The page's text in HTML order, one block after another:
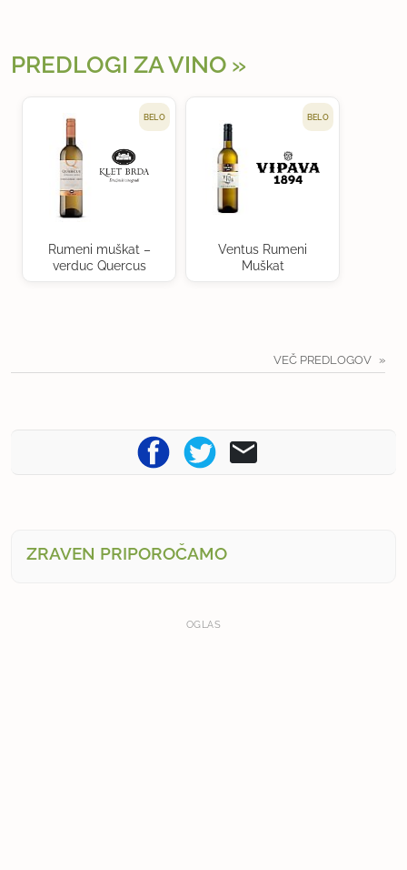
PREDLOGI ZA VINO
BELO
Rumeni muškat –
verduc Quercus
BELO
Ventus Rumeni
Muškat
VEČ PREDLOGOV
ZRAVEN PRIPOROČAMO
OGLAS